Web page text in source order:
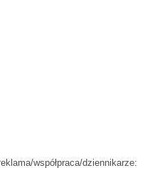
współpraca/dziennikarze: